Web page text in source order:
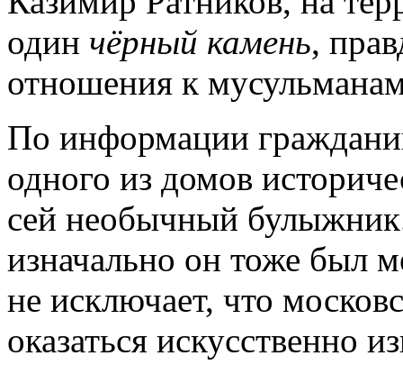
один чёрный камень,
отношения к
По информации
одного из домов
сей необычный
изначально он тоже был
не исключает, что
оказаться искусственно